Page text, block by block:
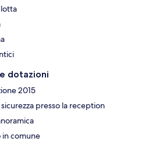
dotazioni
2015
presso la reception
comune